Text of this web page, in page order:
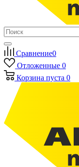
Сравнение0
Отложенные 0
Корзина пуста 0